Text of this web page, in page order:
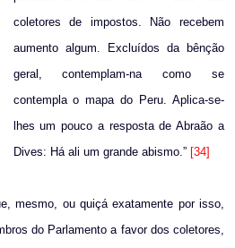
coletores de impostos. Não recebem
aumento algum. Excluídos da bênção
geral, contemplam-na como se
contempla o mapa do Peru. Aplica-se-
lhes um pouco a resposta de Abraão a
Dives: Há ali um grande abismo.” [34]
mesmo, ou quiçá exatamente por isso,
do Parlamento a favor dos coletores,